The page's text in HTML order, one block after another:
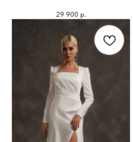
29 900 р.